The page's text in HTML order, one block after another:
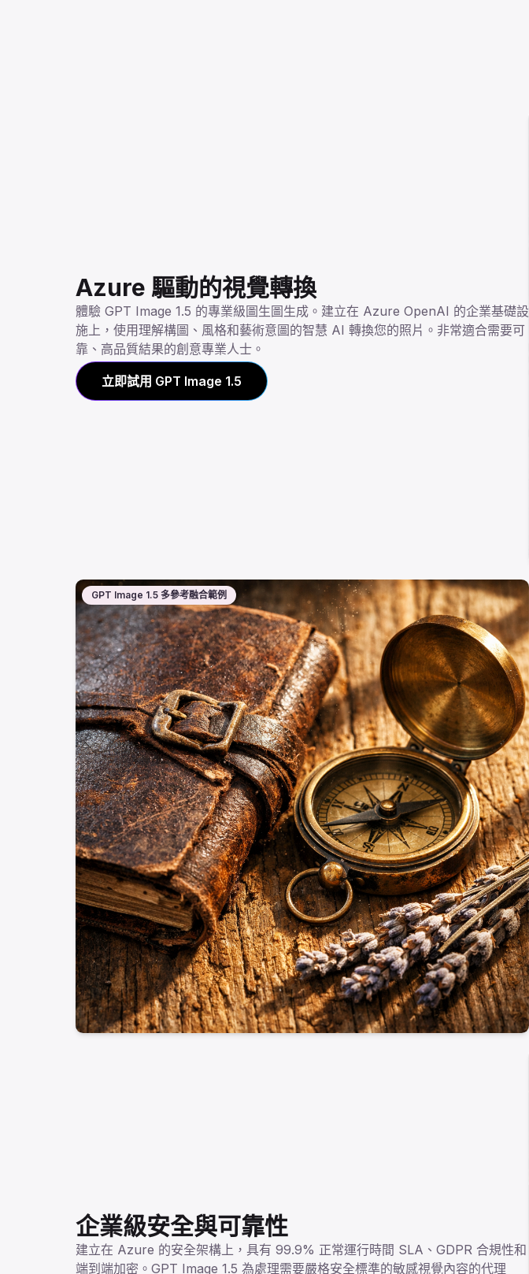
Azure 驅動的視覺轉換
體驗 GPT Image 1.5 的專業級圖生圖生成。建立在 Azure OpenAI 的企業基礎設
施上，使用理解構圖、風格和藝術意圖的智慧 AI 轉換您的照片。非常適合需要可
靠、高品質結果的創意專業人士。
立即試用 GPT Image 1.5
GPT Image 1.5 多參考融合範例
企業級安全與可靠性
建立在 Azure 的安全架構上，具有 99.9% 正常運行時間 SLA、GDPR 合規性和
端到端加密。GPT Image 1.5 為處理需要嚴格安全標準的敏感視覺內容的代理